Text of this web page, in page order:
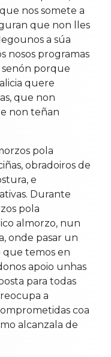
nos somete a
que non lles
a súa
nosos programas
senón porque
quere
que non
non teñan
pola
obradoiros de
e
Durante
pola
almorzo, nun
onde pasar un
que temos en
apoio unhas
para todas
a
coa
alcanzala de